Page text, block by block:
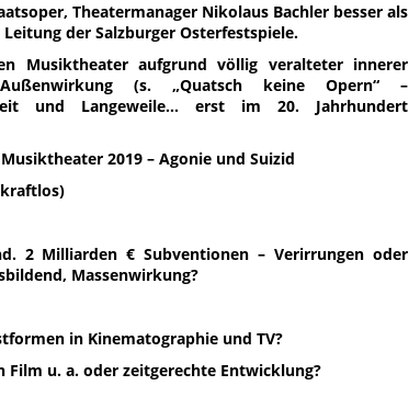
Theatermanager Nikolaus Bachler besser als
der Salzburger Osterfestspiele.
Musiktheater aufgrund völlig veralteter innerer
(s. „Quatsch keine Opern“ –
und Langeweile… erst im 20. Jahrhundert
2019 – Agonie und Suizid
2 Milliarden € Subventionen – Verirrungen oder
Massenwirkung?
in Kinematographie und TV?
u. a. oder zeitgerechte Entwicklung?